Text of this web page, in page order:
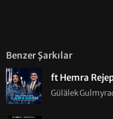
Benzer Şarkılar
ft Hemra
Gülälek